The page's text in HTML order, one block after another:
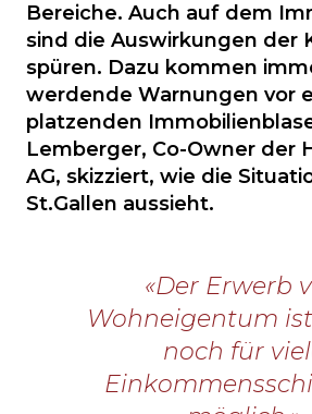
Bereiche. Auch auf dem
sind die Auswirkungen der
spüren. Dazu kommen
werdende Warnungen vor
platzenden
Lemberger, Co-Owner der
AG, skizziert, wie die
St.Gallen aussieht.
«Der Erwerb
Wohneigentum
noch für